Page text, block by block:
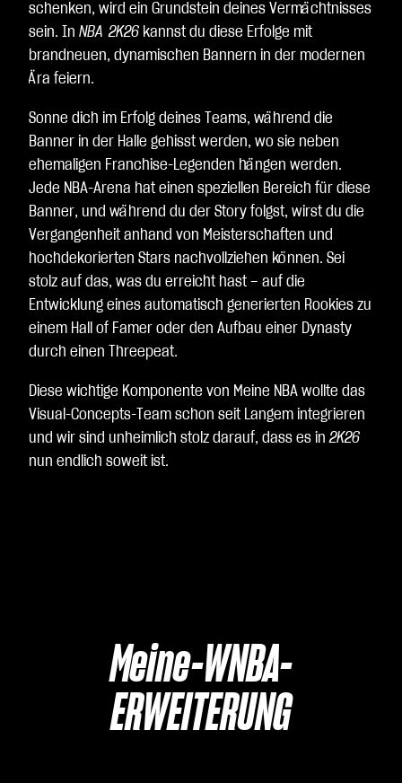
schenken, wird ein Grundstein deines Vermächtnisses
sein. In NBA 2K26 kannst du diese Erfolge mit
brandneuen, dynamischen Bannern in der modernen
Ära feiern.
Sonne dich im Erfolg deines Teams, während die
Banner in der Halle gehisst werden, wo sie neben
ehemaligen Franchise-Legenden hängen werden.
Jede NBA-Arena hat einen speziellen Bereich für diese
Banner, und während du der Story folgst, wirst du die
Vergangenheit anhand von Meisterschaften und
hochdekorierten Stars nachvollziehen können. Sei
stolz auf das, was du erreicht hast – auf die
Entwicklung eines automatisch generierten Rookies zu
einem Hall of Famer oder den Aufbau einer Dynasty
durch einen Threepeat.
Diese wichtige Komponente von Meine NBA wollte das
Visual-Concepts-Team schon seit Langem integrieren
und wir sind unheimlich stolz darauf, dass es in2K26
nun endlich soweit ist.
Meine-WNBA-
ERWEITERUNG